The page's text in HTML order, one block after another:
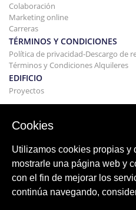
Colaboración
Marketing online
Carreras
TÉRMINOS Y CONDICIONES
Política de privacidad-Descargo de
Términos y Condiciones Alquileres
EDIFICIO
Proyectos
COMPRAR Y VENDER
Comprando tu casa
Vender
Hipoteca
Servicio de búsqueda
Blog
Regiones de todo el mundo
Cookies
Utilizamos cookies propias y
mostrarle una página web y
con el fin de mejorar los
continúa navegando,